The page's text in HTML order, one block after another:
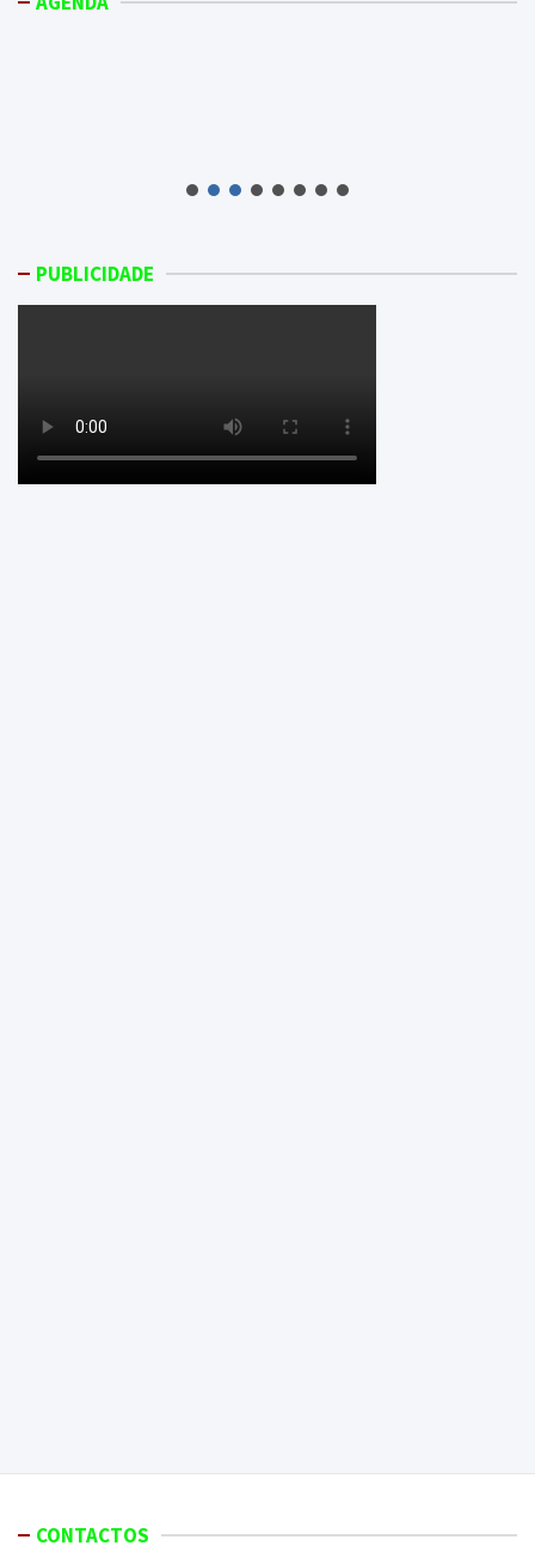
PUBLICIDADE
CONTACTOS